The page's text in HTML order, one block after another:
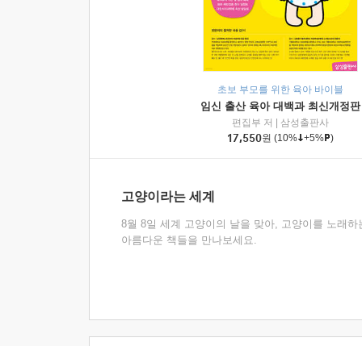
초보 부모를 위한 육아 바이블
임신 출산 육아 대백과 최신개정판
편집부 저
삼성출판사
17,550원 (10% +5% )
고양이라는 세계
8월 8일 세계 고양이의 날을 맞아, 고양이를 노래하
아름다운 책들을 만나보세요.